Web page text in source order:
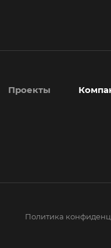
Проекты
Политика